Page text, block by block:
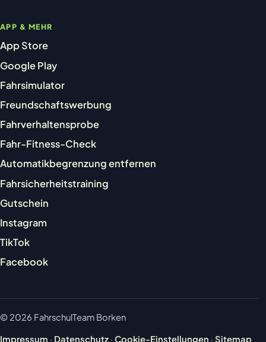
APP & MEHR
App Store
Google Play
Fahrsimulator
Freundschaftswerbung
Fahrverhaltensprobe
Fahr-Fitness-Check
Automatikbegrenzung entfernen
Fahrsicherheitstraining
Gutschein
Instagram
TikTok
Facebook
© 2026 FahrschulTeam Borken
Impressum · Datenschutz · Cookie-Einstellungen · Sitemap